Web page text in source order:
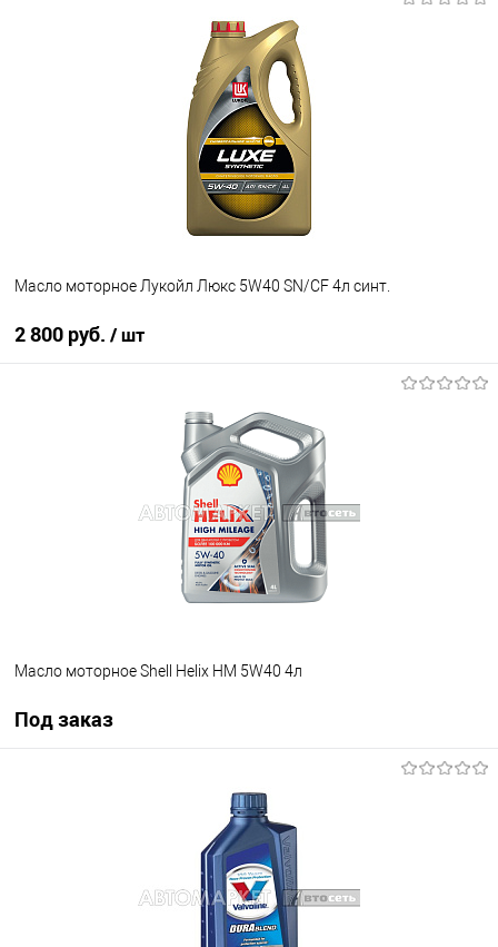
В наличии
Масло моторное Лукойл Люкс 5W40 SN/CF 4л синт.
2 800 руб. / шт
В наличии
Масло моторное Shell Helix HM 5W40 4л
Под заказ